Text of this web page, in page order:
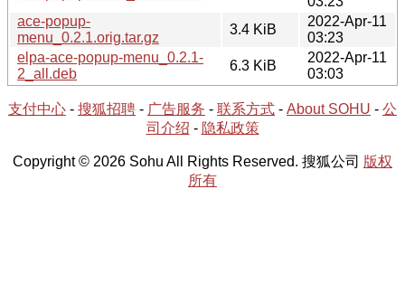
ace-popup-
menu_0.2.1.orig.tar.gz
3.4 KiB
2022-Apr-11
03:23
elpa-ace-popup-menu_0.2.1-
2_all.deb
6.3 KiB
2022-Apr-11
03:03
支付中心 - 搜狐招聘 - 广告服务 - 联系方式 - About SOHU - 公
司介绍 - 隐私政策
Copyright © 2026 Sohu All Rights Reserved. 搜狐公司 版权
所有